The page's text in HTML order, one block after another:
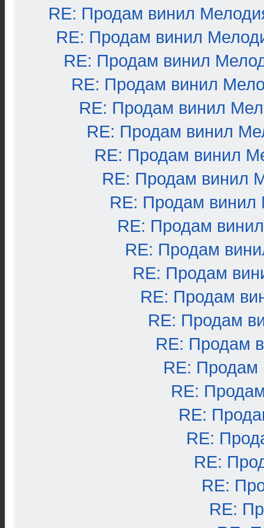
RE: Продам винил
RE: Продам винил
RE: Продам винил
RE: Продам винил
RE: Продам винил
RE: Продам винил
RE: Продам винил
RE: Продам винил
RE: Продам винил
RE: Продам
RE: Продам
RE: Продам
RE: Продам
RE: Продам
RE: Продам
RE: Продам
RE:
RE:
RE:
RE:
RE:
RE: